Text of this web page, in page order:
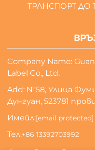
ТРАНСПОРТ ДО
Company Name:
Label Co., Ltd.
Add: №58, Улица
Дунгуан, 523781
Имейл:[email protected]
Тел:+86 13392703992